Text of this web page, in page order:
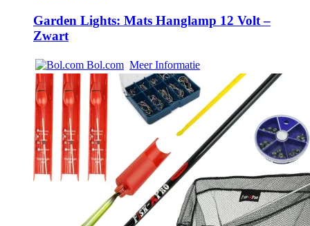
Garden Lights: Mats Hanglamp 12 Volt –
Zwart
Bol.com Meer Informatie